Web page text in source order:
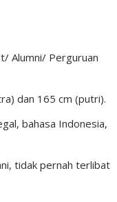
Alumni/ Perguruan
dan 165 cm (putri).
bahasa Indonesia,
tidak pernah terlibat